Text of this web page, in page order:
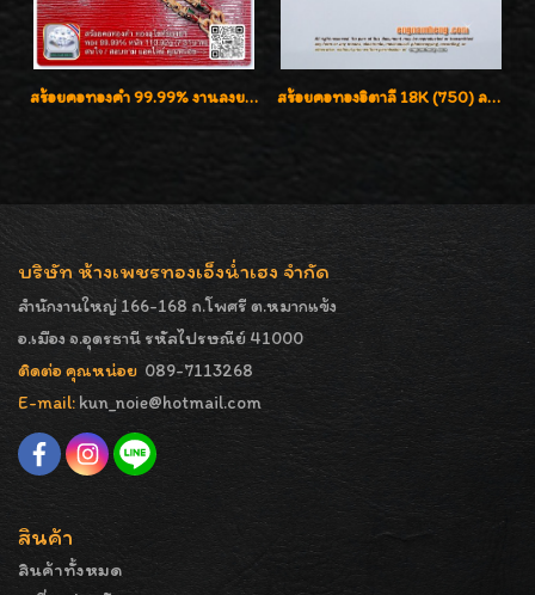
สร้อยคอทองคำ 99.99% งานลงยาสุโขทัยแท้ งานช่างทองโบราณ หรูหรา น่าสะสมค่ะ สร้อยคอทองอิตาลี 18K (750) ลายสวยตัดเหลี่ยมคมชัด ใส่สวยน่ารักค่ะ
บริษัท ห้างเพชรทองเอ็งน่ำเฮง จำกัด
สำนักงานใหญ่ 166-168 ถ.โพศรี ต.หมากแข้ง
อ.เมือง จ.อุดรธานี รหัสไปรษณีย์ 41000
ติดต่อ คุณหน่อย 089-7113268
E-mail: kun_noie@hotmail.com
สินค้า
สินค้าทั้งหมด